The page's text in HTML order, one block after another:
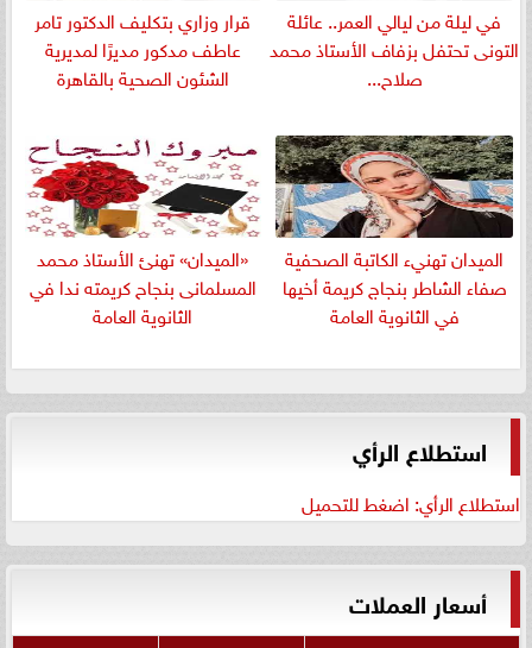
في ليلة من ليالي العمر.. عائلة
التونى تحتفل بزفاف الأستاذ محمد
صلاح...
قرار وزاري بتكليف الدكتور تامر
عاطف مدكور مديرًا لمديرية
الشئون الصحية بالقاهرة
الميدان تهنيء الكاتبة الصحفية
صفاء الشاطر بنجاج كريمة أخيها
في الثانوية العامة
«الميدان» تهنئ الأستاذ محمد
المسلمانى بنجاح كريمته ندا في
الثانوية العامة
استطلاع الرأي
استطلاع الرأي: اضغط للتحميل
أسعار العملات